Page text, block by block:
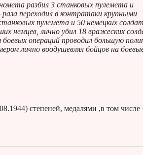
разбил 3 станковых пулемета и
переходил в контратаки крупными
пулемета и 50 немецких
немцев, лично убил 18 вражеских
операций проводил большую
лично воодушевлял бойцов на
степеней, медалями ,в том числе